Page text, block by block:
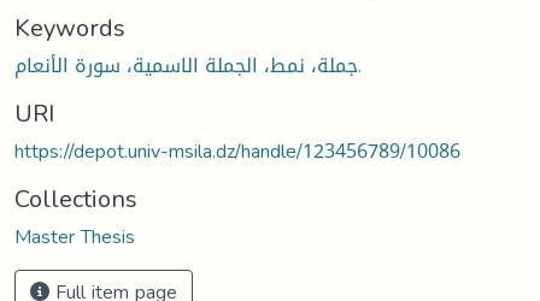
Keywords
جملة، نمط، الجملة الاسمية، سورة الأنعام.
URI
https://depot.univ-msila.dz/handle/123456789/10086
Collections
Master Thesis
Full item page